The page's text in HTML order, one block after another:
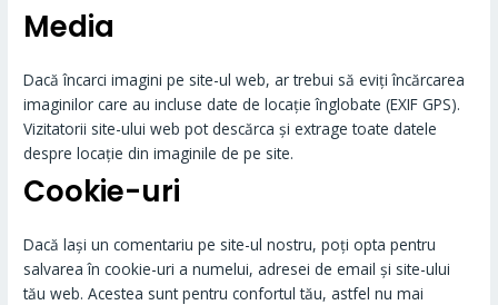
Media
Dacă încarci imagini pe site-ul web, ar trebui să eviți încărcarea
imaginilor care au incluse date de locație înglobate (EXIF GPS).
Vizitatorii site-ului web pot descărca și extrage toate datele
despre locație din imaginile de pe site.
Cookie-uri
Dacă lași un comentariu pe site-ul nostru, poți opta pentru
salvarea în cookie-uri a numelui, adresei de email și site-ului
tău web. Acestea sunt pentru confortul tău, astfel nu mai